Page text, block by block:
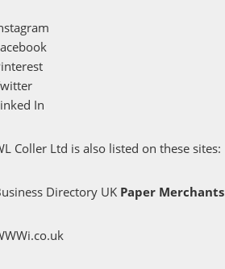
In
Coller Ltd is also listed on these sites:
Directory UK Paper Merchants